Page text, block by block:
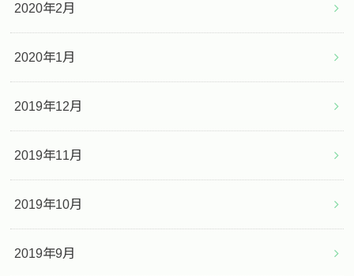
2020年2月
2020年1月
2019年12月
2019年11月
2019年10月
2019年9月